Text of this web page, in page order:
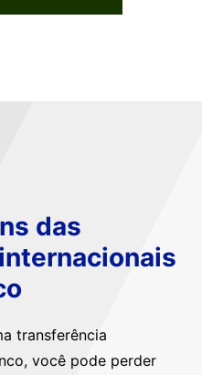
das
transferência
você pode perder